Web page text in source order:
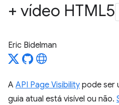
+ vídeo HTML5
Eric Bidelman
A API Page Visibility pode ser
guia atual está visível ou não.